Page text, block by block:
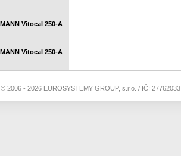
Vitocal 250-A
Vitocal 250-A
2006 - 2026 EUROSYSTEMY GROUP, s.r.o. / IČ: